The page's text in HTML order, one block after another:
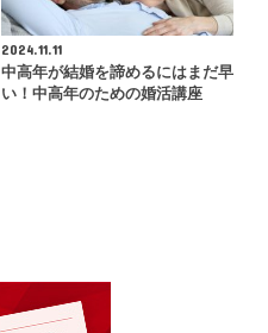
2024.11.11
中高年が結婚を諦めるにはまだ早
い！中高年のための婚活講座